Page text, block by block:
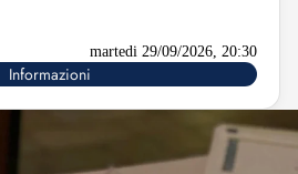
martedi 29/09/2026, 20:30
Informazioni